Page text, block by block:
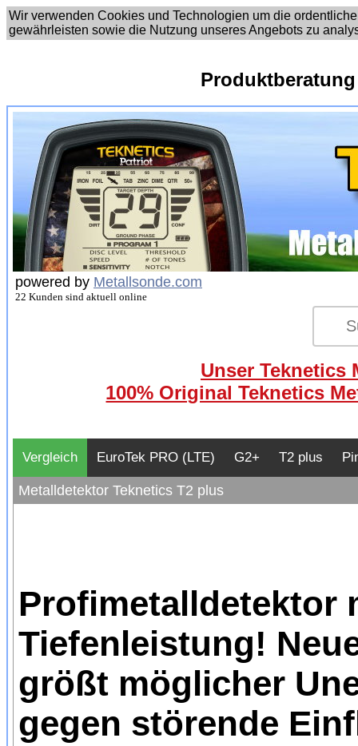
Wir verwenden Cookies und Technologien um die
gewährleisten sowie die Nutzung unseres Angebots zu
powered by Metallsonde.com
22 Kunden sind aktuell online
Unser Teknetics
100% Original Teknetics
Vergleich EuroTek PRO (LTE) G2+ T2 plus
Metalldetektor Teknetics T2 plus
Profimetalldetektor
Tiefenleistung!
größt möglicher
gegen störende